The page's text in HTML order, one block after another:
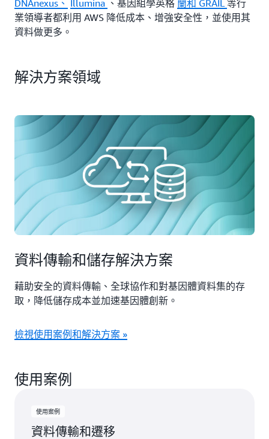
DNAnexus、 Illumina 、基因組學英格 蘭和 GRAIL等行
業領導者都利用 AWS 降低成本、增強安全性，並使用其
資料做更多。
解決方案領域
資料傳輸和儲存解決方案
藉助安全的資料傳輸、全球協作和對基因體資料集的存
取，降低儲存成本並加速基因體創新。
檢視使用案例和解決方案 »
使用案例
使用案例
資料傳輸和遷移